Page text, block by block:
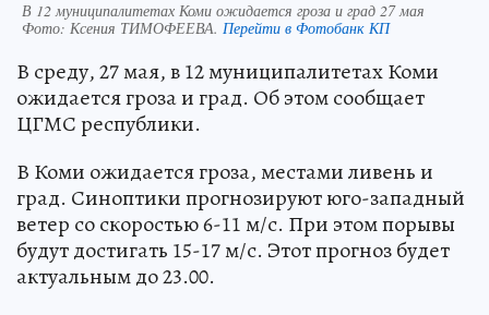
В 12 муниципалитетах Коми ожидается гроза и град 27 мая
Фото: Ксения ТИМОФЕЕВА. Перейти в Фотобанк КП
В среду, 27 мая, в 12 муниципалитетах Коми
ожидается гроза и град. Об этом сообщает
ЦГМС республики.
В Коми ожидается гроза, местами ливень и
град. Синоптики прогнозируют юго-западный
ветер со скоростью 6-11 м/с. При этом порывы
будут достигать 15-17 м/с. Этот прогноз будет
актуальным до 23.00.